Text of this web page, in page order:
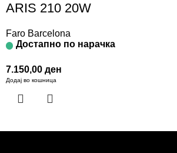
ARIS 210 20W
Faro Barcelona
Достапно по нарачка
7.150,00 ден
Додај во кошница